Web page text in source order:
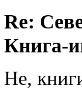
Re:
Книга-
Не,